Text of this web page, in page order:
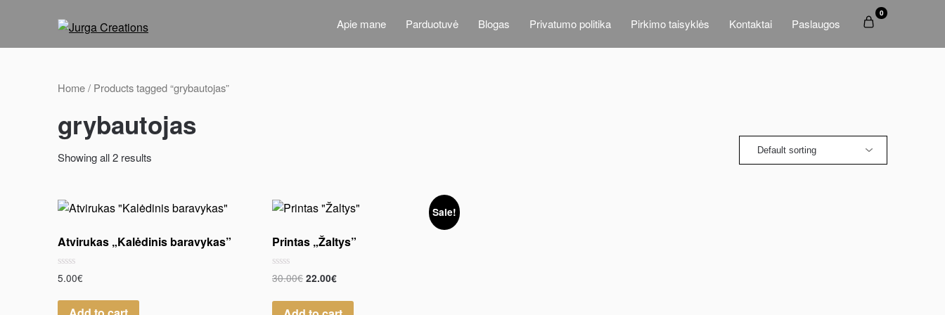
Apie mane Parduotuvė Blogas Privatumo politika Pirkimo taisyklės Kontaktai Paslaugos
0
Home/ Products tagged “grybautojas”
grybautojas
Showing all 2 results
Atvirukas „Kalėdinis baravykas”
Rated
0
of
5.00€
Sale!
Printas „Žaltys”
Rated
0
of
30.00€ 22.00€